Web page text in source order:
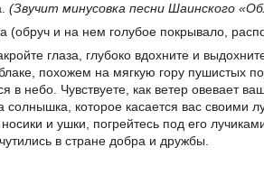
(Звучит минусовка песни Шаинского
(обруч и на нем голубое покрывало,
глаза, глубоко вдохните и
похожем на мягкую гору пушистых
в небо. Чувствуете, как ветер овевает
солнышка, которое касается вас своими
и ушки, погрейтесь под его
в стране добра и дружбы.